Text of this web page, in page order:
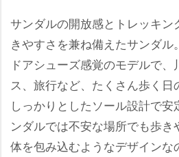
サンダルの開放感とトレッキ
きやすさを兼ね備えたサンダル
ドアシューズ感覚のモデルで
ス、旅行など、たくさん歩く日
しっかりとしたソール設計で
ンダルでは不安な場所でも歩
体を包み込むようなデザイン